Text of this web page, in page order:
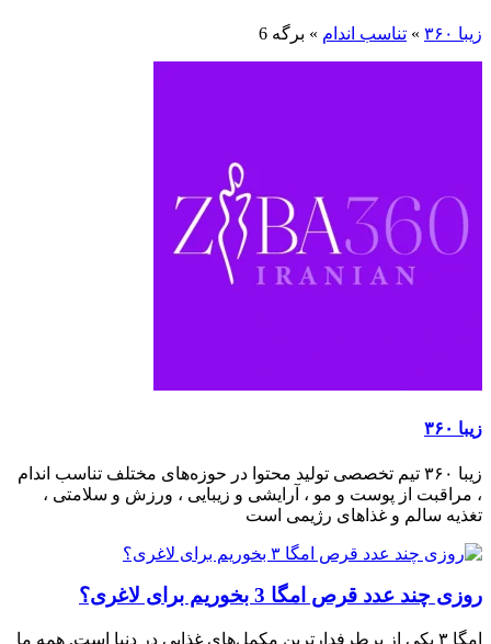
زیبا ۳۶۰ » تناسب اندام » برگه 6
زیبا ۳۶۰
زیبا ۳۶۰ تیم تخصصی تولید محتوا در حوزه‌های مختلف تناسب اندام
، مراقبت از پوست و مو ، آرایشی و زیبایی ، ورزش و سلامتی ،
تغذیه سالم و غذاهای رژیمی است
روزی چند عدد قرص امگا 3 بخوریم برای لاغری؟
امگا ۳ یکی از پرطرفدارترین مکمل‌های غذایی در دنیا است. همه ما